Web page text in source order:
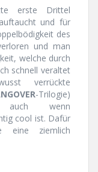
erste Drittel
und für
des
und man
welche durch
schnell veraltet
verrückte
-Trilogie)
auch wenn
cool ist. Dafür
eine ziemlich